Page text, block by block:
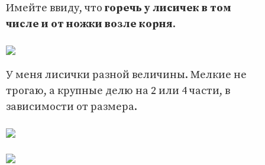
Имейте ввиду, что горечь у лисичек в том
числе и от ножки возле корня.
У меня лисички разной величины. Мелкие не
трогаю, а крупные делю на 2 или 4 части, в
зависимости от размера.